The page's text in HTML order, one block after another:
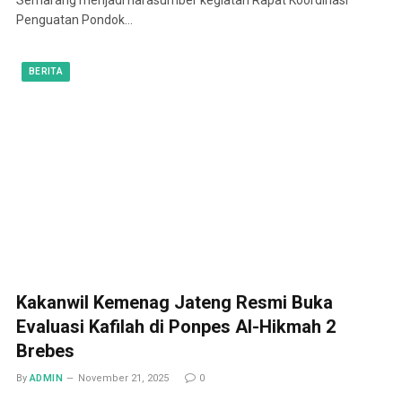
Penguatan Pondok…
BERITA
Kakanwil Kemenag Jateng Resmi Buka
Evaluasi Kafilah di Ponpes Al-Hikmah 2
Brebes
By ADMIN November 21, 2025 0